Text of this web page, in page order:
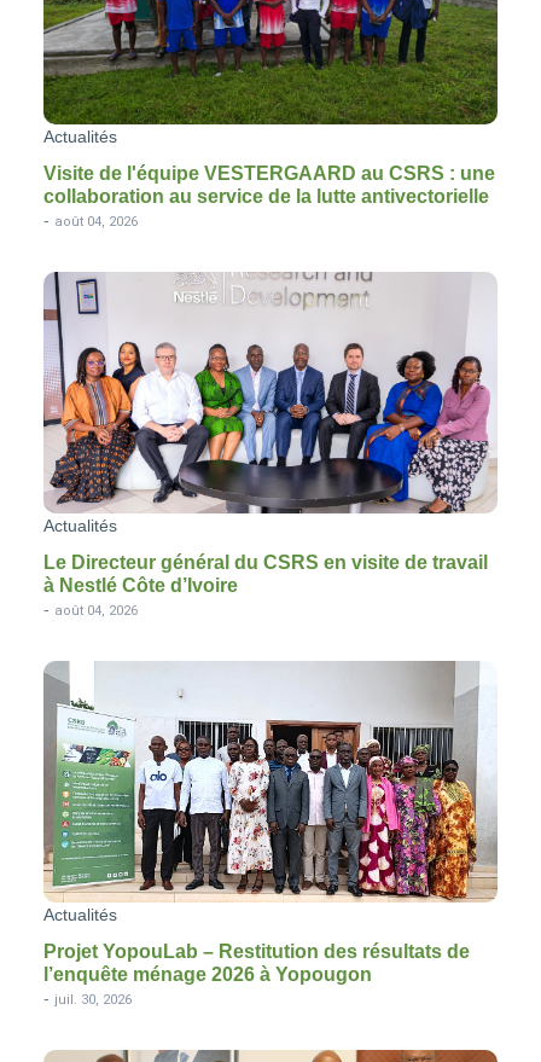
Actualités
Visite de l'équipe VESTERGAARD au CSRS : une
collaboration au service de la lutte antivectorielle
- août 04, 2026
Actualités
Le Directeur général du CSRS en visite de travail
à Nestlé Côte d’Ivoire
- août 04, 2026
Actualités
Projet YopouLab – Restitution des résultats de
l’enquête ménage 2026 à Yopougon
- juil. 30, 2026